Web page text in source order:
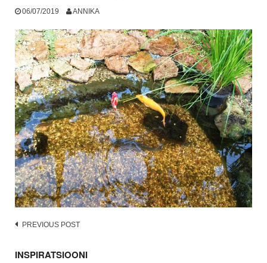
06/07/2019 ANNIKA
Post
PREVIOUS POST
INSPIRATSIOONI